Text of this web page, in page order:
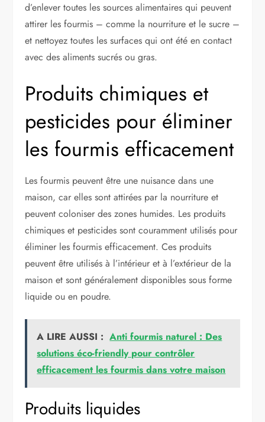
d’enlever toutes les sources alimentaires qui peuvent
attirer les fourmis – comme la nourriture et le sucre –
et nettoyez toutes les surfaces qui ont été en contact
avec des aliments sucrés ou gras.
Produits chimiques et
pesticides pour éliminer
les fourmis efficacement
Les fourmis peuvent être une nuisance dans une
maison, car elles sont attirées par la nourriture et
peuvent coloniser des zones humides. Les produits
chimiques et pesticides sont couramment utilisés pour
éliminer les fourmis efficacement. Ces produits
peuvent être utilisés à l’intérieur et à l’extérieur de la
maison et sont généralement disponibles sous forme
liquide ou en poudre.
A LIRE AUSSI : Anti fourmis naturel : Des
solutions éco-friendly pour contrôler
efficacement les fourmis dans votre maison
Produits liquides